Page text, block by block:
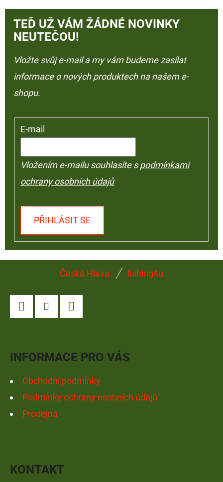
TEĎ UŽ VÁM ŽÁDNÉ NOVINKY
NEUTEČOU!
Vložte svůj e-mail a my vám budeme zasílat
informace o nových produktech na našem e-
shopu.
E-mail
Vložením e-mailu souhlasíte spodmínkami
ochrany osobních údajů
PŘIHLÁSIT SE
Česká Hlava fishing4u
INFORMACE PRO VÁS
Obchodní podmínky
Podmínky ochrany osobních údajů
Prodejna
KONTAKT